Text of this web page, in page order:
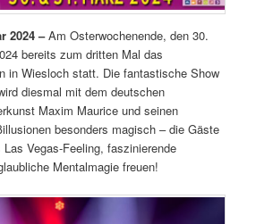
2024 –Am Osterwochenende, den 30.
bereits zum dritten Mal das
in Wiesloch statt. Die fantastische Show
diesmal mit dem deutschen
Maxim Maurice und seinen
besonders magisch – die Gäste
Vegas-Feeling, faszinierende
Mentalmagie freuen!